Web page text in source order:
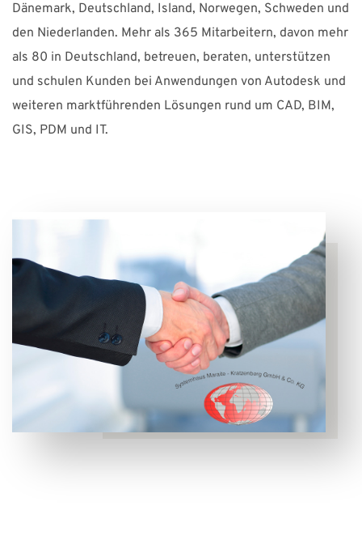
Deutschland NTI Group Brasil Danmark France
España Ireland Ísland Italia Nederland
Norge
Suomi
Sverige
Dänemark, Deutschland, Island, Norwegen, Schweden und
den Niederlanden. Mehr als 365 Mitarbeitern, davon mehr
als 80 in Deutschland, betreuen, beraten, unterstützen
und schulen Kunden bei Anwendungen von Autodesk und
weiteren marktführenden Lösungen rund um CAD, BIM,
GIS, PDM und IT.